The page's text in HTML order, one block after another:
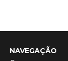
NAVEGAÇÃO